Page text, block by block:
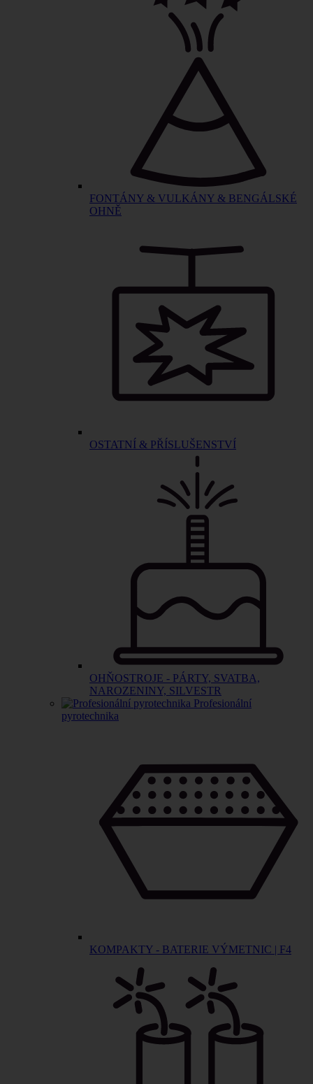
FONTÁNY & VULKÁNY & BENGÁLSKÉ
OHNĚ
OSTATNÍ & PŘÍSLUŠENSTVÍ
OHŇOSTROJE - PÁRTY, SVATBA,
NAROZENINY, SILVESTR
Profesionální
pyrotechnika
KOMPAKTY - BATERIE VÝMETNIC | F4